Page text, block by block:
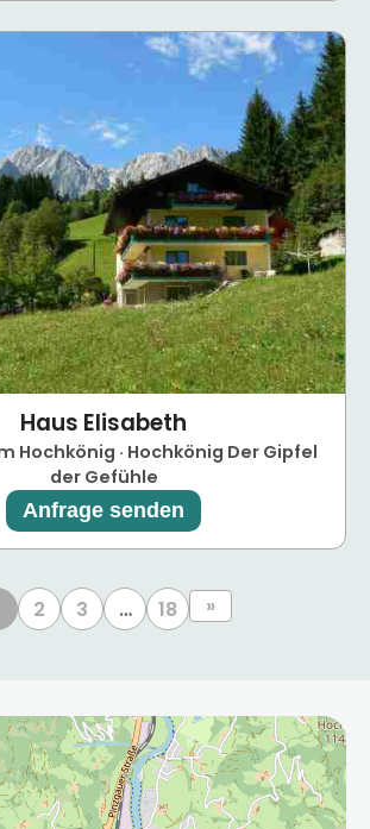
Haus Elisabeth
Hochkönig · Hochkönig Der Gipfel
der Gefühle
Anfrage senden
2 3 … 18 »